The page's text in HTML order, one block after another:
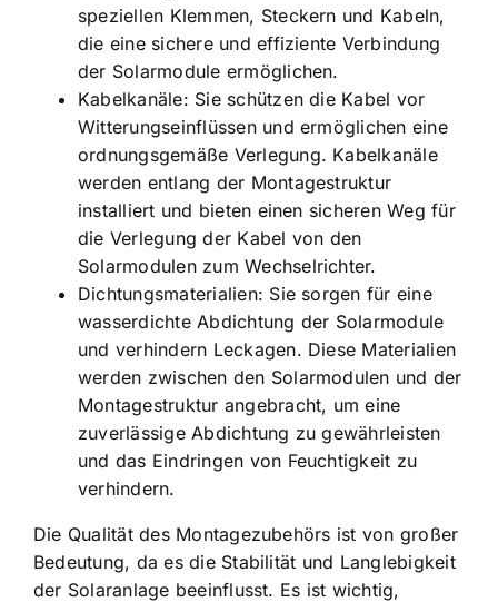
speziellen Klemmen, Steckern und Kabeln,
die eine sichere und effiziente Verbindung
der Solarmodule ermöglichen.
Kabelkanäle: Sie schützen die Kabel vor
Witterungseinflüssen und ermöglichen eine
ordnungsgemäße Verlegung. Kabelkanäle
werden entlang der Montagestruktur
installiert und bieten einen sicheren Weg für
die Verlegung der Kabel von den
Solarmodulen zum Wechselrichter.
Dichtungsmaterialien: Sie sorgen für eine
wasserdichte Abdichtung der Solarmodule
und verhindern Leckagen. Diese Materialien
werden zwischen den Solarmodulen und der
Montagestruktur angebracht, um eine
zuverlässige Abdichtung zu gewährleisten
und das Eindringen von Feuchtigkeit zu
verhindern.
Die Qualität des Montagezubehörs ist von großer
Bedeutung, da es die Stabilität und Langlebigkeit
der Solaranlage beeinflusst. Es ist wichtig,